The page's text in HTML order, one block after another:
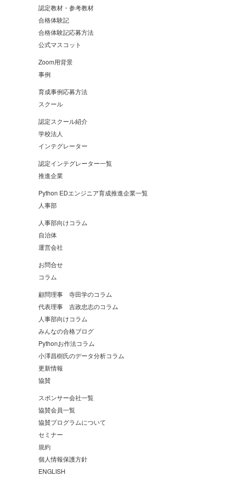
認定教材・参考教材
合格体験記
合格体験記応募方法
公式マスコット
Zoom用背景
事例
育成事例応募方法
スクール
認定スクール紹介
学校法人
インテグレーター
認定インテグレーター一覧
推進企業
Python EDエンジニア育成推進企業一覧
人事部
人事部向けコラム
自治体
運営会社
お問合せ
コラム
顧問理事 寺田学のコラム
代表理事 吉政忠志のコラム
人事部向けコラム
みんなの合格ブログ
Pythonお作法コラム
小澤昌樹氏のデータ分析コラム
更新情報
協賛
スポンサー会社一覧
協賛会員一覧
協賛プログラムについて
セミナー
規約
個人情報保護方針
ENGLISH